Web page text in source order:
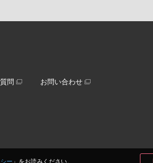
ー 」をお読みください。
問 お問い合わせ